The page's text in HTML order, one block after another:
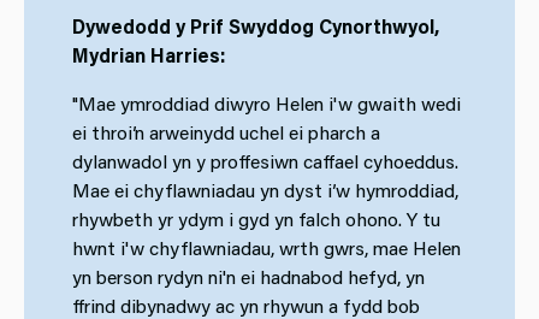
Dywedodd y Prif Swyddog Cynorthwyol,
Mydrian Harries:
"Mae ymroddiad diwyro Helen i'w gwaith wedi
ei throi’n arweinydd uchel ei pharch a
dylanwadol yn y proffesiwn caffael cyhoeddus.
Mae ei chyflawniadau yn dyst i’w hymroddiad,
rhywbeth yr ydym i gyd yn falch ohono. Y tu
hwnt i'w chyflawniadau, wrth gwrs, mae Helen
yn berson rydyn ni'n ei hadnabod hefyd, yn
ffrind dibynadwy ac yn rhywun a fydd bob